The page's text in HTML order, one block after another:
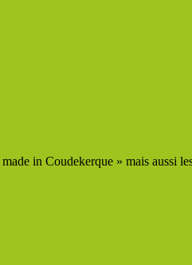
in Coudekerque » mais aussi